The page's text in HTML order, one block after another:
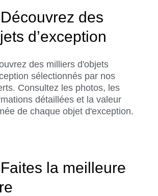
Découvrez des
d’exception
des milliers d'objets
sélectionnés par nos
Consultez les photos, les
détaillées et la valeur
de chaque objet d'exception.
Faites la meilleure